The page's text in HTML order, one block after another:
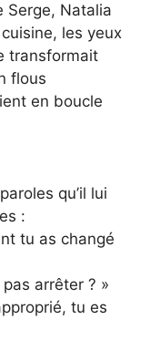
Serge, Natalia
les yeux
transformait
flous
en boucle
qu’il lui
:
tu as changé
arrêter ? »
tu es